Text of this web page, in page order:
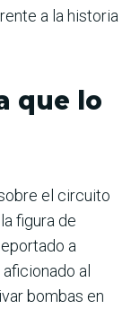
a la historia
que lo
el circuito
figura de
a
al
bombas en